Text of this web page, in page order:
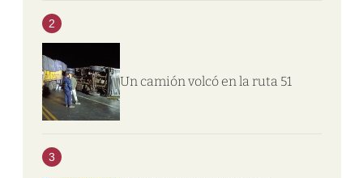
2
Un camión volcó en la ruta 51
3